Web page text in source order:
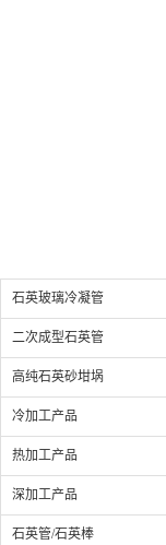
栏目导航
石英玻璃冷凝管
二次成型石英管
高纯石英砂坩埚
冷加工产品
热加工产品
深加工产品
石英管/石英棒